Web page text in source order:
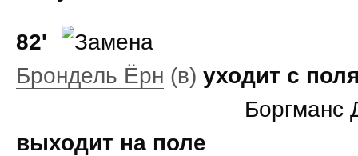
82'
Брондель Ёрн (в) уходит с
Боргманс
выходит на поле